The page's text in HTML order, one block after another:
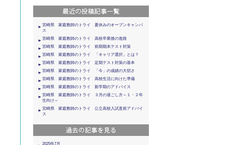
宮崎県 家庭教師のトライ 夏休みのオープンキャンパ
ス
宮崎県 家庭教師のトライ 高校卒業後の進路
宮崎県 家庭教師のトライ 前期期末テスト対策
宮崎県 家庭教師のトライ 「キャリア選択」とは？
宮崎県 家庭教師のトライ 定期テスト対策の基本
宮崎県 家庭教師のトライ 「今」の成績の大切さ
宮崎県 家庭教師のトライ 高校生活に向けた準備
宮崎県 家庭教師のトライ 新学期のアドバイス
宮崎県 家庭教師のトライ ３月の過ごし方～１・２年
生向け～
宮崎県 家庭教師のトライ 公立高校入試直前アドバイ
ス
2025年7月